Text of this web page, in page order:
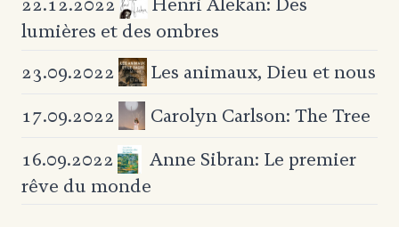
22.12.2022
lumières et des ombres
23.09.2022
Les animaux, Dieu et nous
17.09.2022 Carolyn Carlson: The Tree
16.09.2022
Anne Sibran: Le premier
rêve du monde